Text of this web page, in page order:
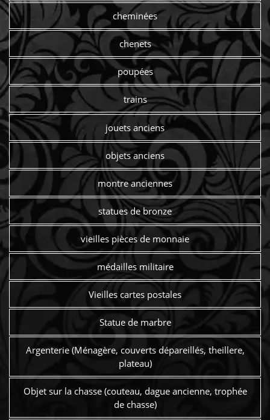
cheminées
chenets
poupées
trains
jouets anciens
objets anciens
montre anciennes
statues de bronze
vieilles pièces de monnaie
médailles militaire
Vieilles cartes postales
Statue de marbre
Argenterie (Ménagère, couverts dépareillés, theillere,
plateau)
Objet sur la chasse (couteau, dague ancienne, trophée
de chasse)